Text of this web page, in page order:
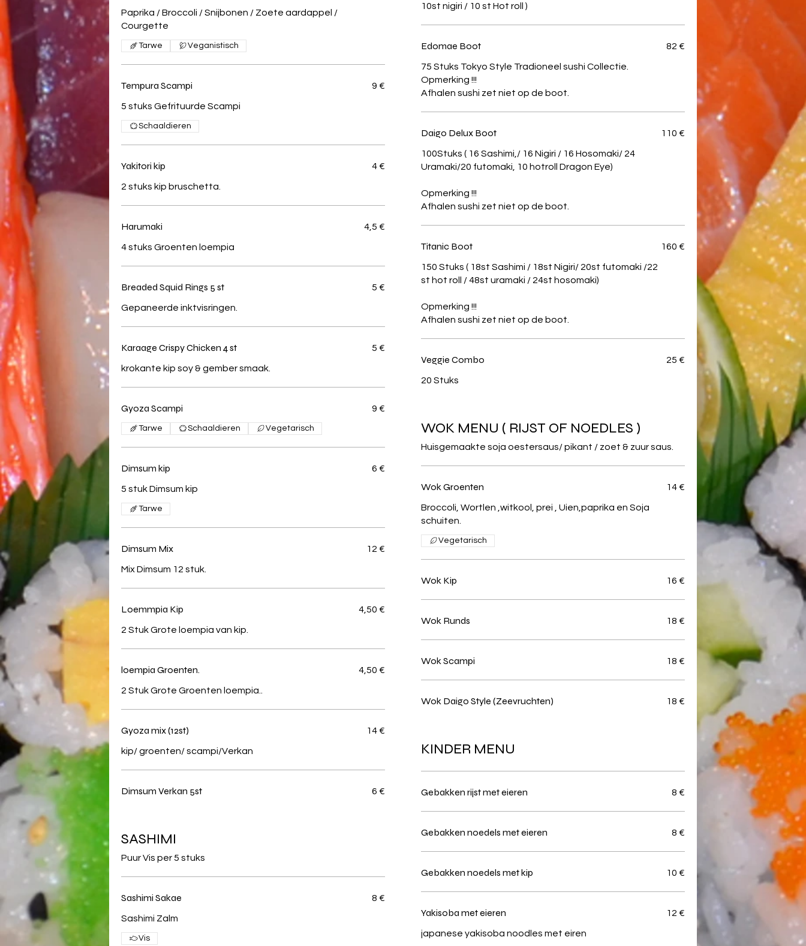
Paprika / Broccoli / Snijbonen / Zoete aardappel /
Courgette
Tarwe Veganistisch
Tempura Scampi
5 stuks Gefrituurde Scampi
9 €
Schaaldieren
Yakitori kip
2 stuks kip bruschetta.
4 €
Harumaki
4 stuks Groenten loempia
4,5 €
Breaded Squid Rings 5 st
Gepaneerde inktvisringen.
5 €
Karaage Crispy Chicken 4 st
krokante kip soy & gember smaak.
5 €
Gyoza Scampi 9 €
Tarwe Schaaldieren Vegetarisch
Dimsum kip
5 stuk Dimsum kip
6 €
Tarwe
Dimsum Mix
Mix Dimsum 12 stuk.
12 €
Loemmpia Kip
2 Stuk Grote loempia van kip.
4,50 €
loempia Groenten.
2 Stuk Grote Groenten loempia..
4,50 €
Gyoza mix (12st)
kip/ groenten/ scampi/Verkan
14 €
Dimsum Verkan 5st 6 €
SASHIMI
Puur Vis per 5 stuks
Sashimi Sakae
Sashimi Zalm
8 €
Vis
10st nigiri / 10 st Hot roll )
Edomae Boot
75 Stuks Tokyo Style Tradioneel sushi Collectie.
Opmerking !!!
82 €
Daigo Delux Boot
100Stuks ( 16 Sashimi,/ 16 Nigiri / 16 Hosomaki/ 24
Uramaki/20 futomaki, 10 hotroll Dragon Eye)
Opmerking !!!
110 €
Titanic Boot
150 Stuks ( 18st Sashimi / 18st Nigiri/ 20st futomaki /22
st hot roll / 48st uramaki / 24st hosomaki)
Opmerking !!!
160 €
Veggie Combo
20 Stuks
25 €
WOK MENU ( RIJST OF NOEDLES )
Huisgemaakte soja oestersaus/ pikant / zoet & zuur saus.
Wok Groenten
Broccoli, Wortlen ,witkool, prei , Uien,paprika en Soja
schuiten.
14 €
Vegetarisch
Wok Kip 16 €
Wok Runds 18 €
Wok Scampi 18 €
Wok Daigo Style (Zeevruchten) 18 €
KINDER MENU
Gebakken rijst met eieren 8 €
Gebakken noedels met eieren 8 €
Gebakken noedels met kip 10 €
Yakisoba met eieren
japanese yakisoba noodles met eiren
12 €